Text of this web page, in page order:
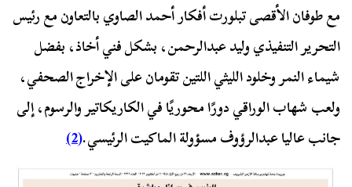
مع طوفان الأقصى تبلورت أفكار أحمد الصاوي بالتعاون مع رئيس
التحرير التنفيذي وليد عبدالرحمن، بشكل فني أخاذ، بفضل
شيماء النمر وخلود الليثي اللتين تقومان على الإخراج الصحفي،
ولعب شهاب الوراقي دورًا محوريًا في الكاريكاتير والرسوم، إلى
جانب عاليا عبدالرؤوف مسؤولة الماكيت الرئيسي.(2)